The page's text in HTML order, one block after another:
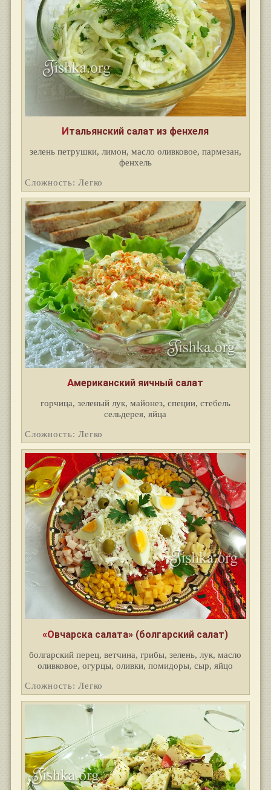
Итальянский салат из фенхеля
зелень петрушки, лимон, масло оливковое, пармезан,
фенхель
Сложность: Легко
Американский яичный салат
горчица, зеленый лук, майонез, специи, стебель
сельдерея, яйца
Сложность: Легко
«Овчарска салата» (болгарский салат)
болгарский перец, ветчина, грибы, зелень, лук, масло
оливковое, огурцы, оливки, помидоры, сыр, яйцо
Сложность: Легко